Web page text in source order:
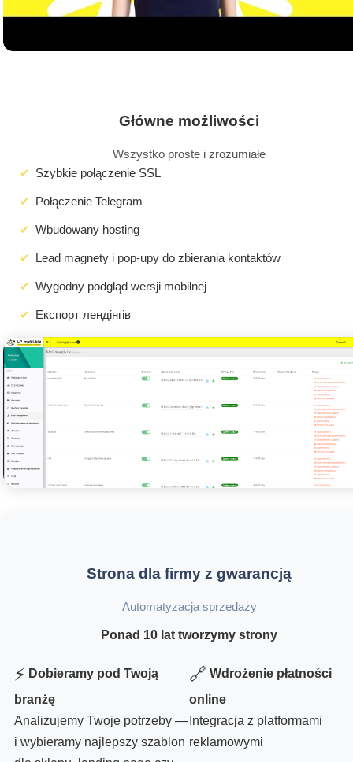
Główne możliwości
Wszystko proste i zrozumiałe
Szybkie połączenie SSL
Połączenie Telegram
Wbudowany hosting
Lead magnety i pop-upy do zbierania kontaktów
Wygodny podgląd wersji mobilnej
Експорт лендінгів
Strona dla firmy z gwarancją
Automatyzacja sprzedaży
Ponad 10 lat tworzymy strony
⚡ Dobieramy pod Twoją
branżę
Analizujemy Twoje potrzeby —
i wybieramy najlepszy szablon
🔗 Wdrożenie płatności
online
Integracja z platformami
reklamowymi